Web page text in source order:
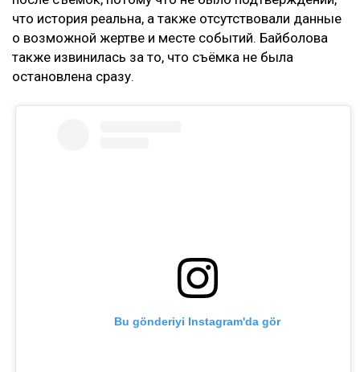
что история реальна, а также отсутствовали данные
о возможной жертве и месте событий. Байболова
также извинилась за то, что съёмка не была
остановлена сразу.
Bu gönderiyi Instagram'da gör